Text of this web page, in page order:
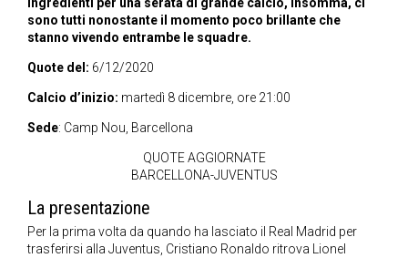
ingredienti per una serata di grande calcio, insomma, ci
sono tutti nonostante il momento poco brillante che
stanno vivendo entrambe le squadre.
Quote del: 6/12/2020
Calcio d’inizio: martedì 8 dicembre, ore 21:00
Sede: Camp Nou, Barcellona
QUOTE AGGIORNATE
BARCELLONA-JUVENTUS
La presentazione
Per la prima volta da quando ha lasciato il Real Madrid per
trasferirsi alla Juventus, Cristiano Ronaldo ritrova Lionel